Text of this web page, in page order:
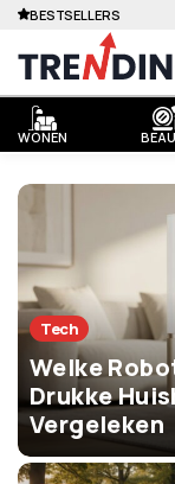
WONEN
BESTSELLERS
Tech
Welke
Drukke
Vergeleken